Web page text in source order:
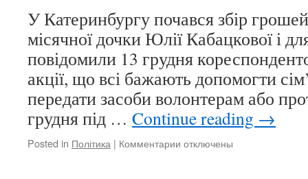
системи
У Катеринбургу почався збір
місячної дочки Юлії Кабацкової і
повідомили 13 грудня
акції, що всі бажають допомогти
передати засоби волонтерам або
грудня під … Continue reading →
Posted in Політика | Комментарии котключены